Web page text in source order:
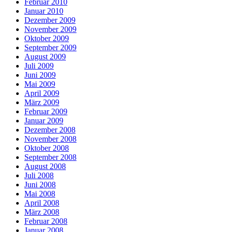
Februar 2010
Januar 2010
Dezember 2009
November 2009
Oktober 2009
September 2009
August 2009
Juli 2009
Juni 2009
Mai 2009
April 2009
März 2009
Februar 2009
Januar 2009
Dezember 2008
November 2008
Oktober 2008
September 2008
August 2008
Juli 2008
Juni 2008
Mai 2008
April 2008
März 2008
Februar 2008